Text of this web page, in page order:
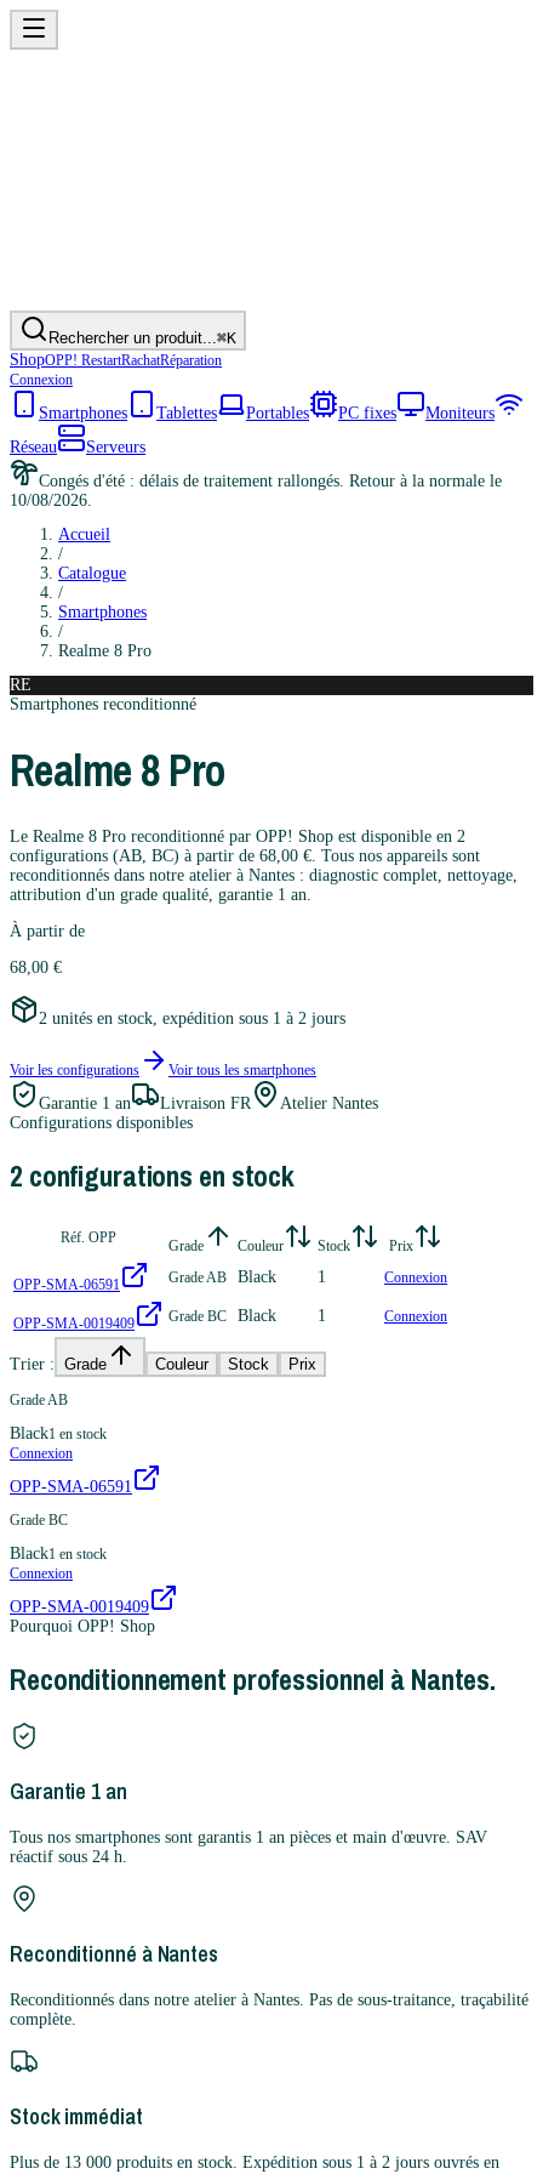
Rechercher un produit...⌘K
ShopOPP! RestartRachatRéparation
Connexion
Smartphones Tablettes Portables PC fixes
Moniteurs
Réseau
Serveurs
Congés d'été : délais de traitement rallongés. Retour à la normale le
10/08/2026.
Accueil
/
Catalogue
/
Smartphones
/
Realme 8 Pro
RE
Smartphones reconditionné
Realme8 Pro
Le Realme 8 Pro reconditionné par OPP! Shop est disponible en 2
configurations (AB, BC) à partir de 68,00 €. Tous nos appareils sont
reconditionnés dans notre atelier à Nantes : diagnostic complet, nettoyage,
attribution d'un grade qualité, garantie 1 an.
À partir de
68,00 €
2 unités en stock, expédition sous 1 à 2 jours
Voir les configurations Voir tous les smartphones
Garantie 1 an Livraison FR
Atelier Nantes
Configurations disponibles
2 configurations en stock
Réf. OPP Grade Couleur Stock Prix
OPP-SMA-06591 Grade AB Black 1 Connexion
OPP-SMA-0019409 Grade BC Black 1 Connexion
Trier : Grade Couleur Stock Prix
Grade AB
Black1 en stock
Connexion
OPP-SMA-06591
Grade BC
Black1 en stock
Connexion
OPP-SMA-0019409
Pourquoi OPP! Shop
Reconditionnement professionnel à Nantes.
Garantie 1 an
Tous nos smartphones sont garantis 1 an pièces et main d'œuvre. SAV
réactif sous 24 h.
Reconditionné à Nantes
Reconditionnés dans notre atelier à Nantes. Pas de sous-traitance, traçabilité
complète.
Stock immédiat
Plus de 13 000 produits en stock. Expédition sous 1 à 2 jours ouvrés en